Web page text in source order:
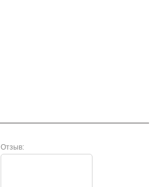
Отзыв: